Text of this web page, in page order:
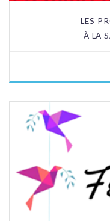
LES
À LA